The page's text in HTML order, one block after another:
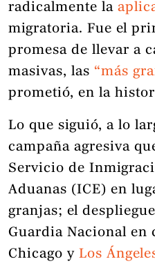
radicalmente la
migratoria. Fue el
promesa de llevar a
masivas, las “más
prometió, en la
Lo que siguió, a lo
campaña agresiva
Servicio de
Aduanas (ICE) en
granjas; el
Guardia Nacional en
Chicago y Los